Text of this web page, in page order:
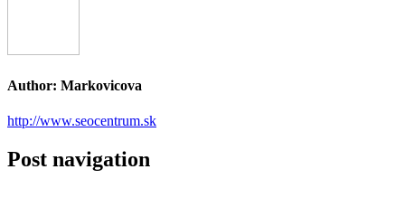
Author: Markovicova
http://www.seocentrum.sk
Post navigation